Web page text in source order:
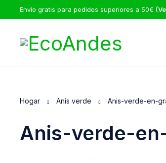
Envío gratis para pedidos superiores a 50€
Hogar Anís verde Anis-verde-en-
Anis-verde-